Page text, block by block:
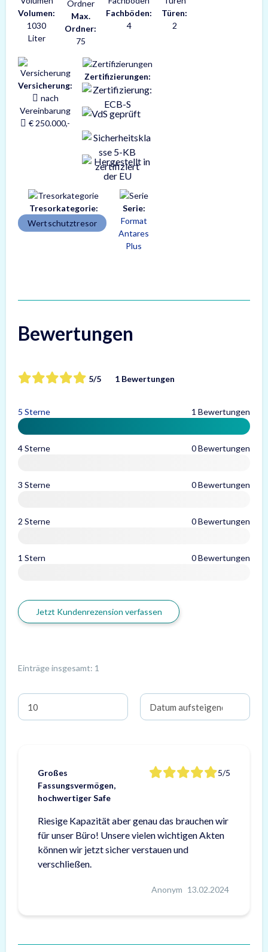
Volumen:
1030
Liter
Max.
Ordner:
75
Fachböden:
4
Türen:
2
Versicherung:
nach
Vereinbarung
€ 250.000,-
Zertifizierungen:
Tresorkategorie:
Wertschutztresor
Serie:
Format
Antares
Plus
Bewertungen
5/5 1 Bewertungen
5 Sterne 1 Bewertungen
4 Sterne 0 Bewertungen
3 Sterne 0 Bewertungen
2 Sterne 0 Bewertungen
1 Stern 0 Bewertungen
Jetzt Kundenrezension verfassen
Einträge insgesamt: 1
Großes
Fassungsvermögen,
hochwertiger Safe
5/5
Riesige Kapazität aber genau das brauchen wir
für unser Büro! Unsere vielen wichtigen Akten
können wir jetzt sicher verstauen und
verschließen.
Anonym 13.02.2024